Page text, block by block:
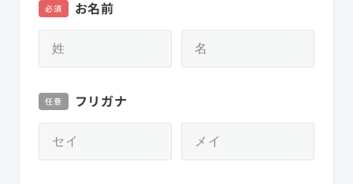
お名前
必須
フリガナ
任意